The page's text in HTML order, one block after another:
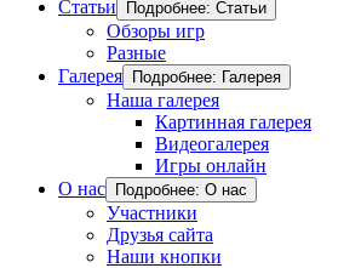
Статьи
Подробнее: Статьи
Обзоры игр
Разные
Галерея
Подробнее: Галерея
Наша галерея
Картинная галерея
Видеогалерея
Игры онлайн
О нас
Подробнее: О нас
Участники
Друзья сайта
Наши кнопки